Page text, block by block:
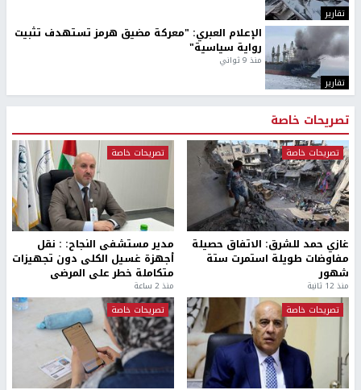
تقارير
تقارير
الإعلام العبري: "معركة مضيق هرمز تستهدف تثبيت
رواية سياسية"
منذ 9 ثواني
تصريحات خاصة
تصريحات خاصة
غازي حمد للشرق: الاتفاق حصيلة
مفاوضات طويلة استمرت ستة
شهور
منذ 12 ثانية
تصريحات خاصة
مدير مستشفى النجاح: : نقل
أجهزة غسيل الكلى دون تجهيزات
متكاملة خطر على المرضى
منذ 2 ساعة
تصريحات خاصة
تصريحات خاصة